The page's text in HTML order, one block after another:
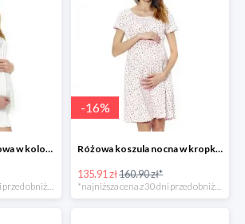
Kobieca piżama ciążowa w kolorze białym -20%
*najniższa cena z 30 dni przed obniżką
-16%
Różowa koszula nocna w kropki dla kobiet w ciąży -20%
135.91 zł160.90 zł*
*najniższa cena z 30 dni przed obniżką